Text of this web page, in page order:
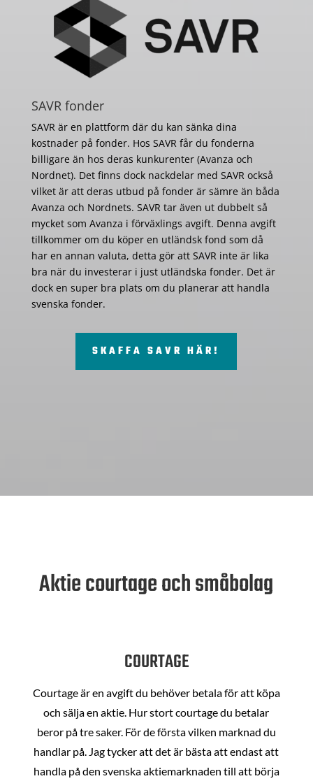
SAVR fonder
SAVR är en plattform där du kan sänka dina
kostnader på fonder. Hos SAVR får du fonderna
billigare än hos deras kunkurenter (Avanza och
Nordnet). Det finns dock nackdelar med SAVR också
vilket är att deras utbud på fonder är sämre än båda
Avanza och Nordnets. SAVR tar även ut dubbelt så
mycket som Avanza i förväxlings avgift. Denna avgift
tillkommer om du köper en utländsk fond som då
har en annan valuta, detta gör att SAVR inte är lika
bra när du investerar i just utländska fonder. Det är
dock en super bra plats om du planerar att handla
svenska fonder.
SKAFFA SAVR HÄR!
Aktie courtage och småbolag
COURTAGE
Courtage är en avgift du behöver betala för att köpa
och sälja en aktie. Hur stort courtage du betalar
beror på tre saker. För de första vilken marknad du
handlar på. Jag tycker att det är bästa att endast att
handla på den svenska aktiemarknaden till att börja